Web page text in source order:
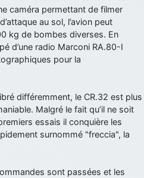
et Singapour qui mettent le site
que j'étais resté dans le filtre…
a été un peu trop violent
caméra permettant de filmer
au sol, l’avion peut
kg de bombes diverses. En
d’une radio Marconi RA.80-I
pour la
différemment, le CR.32 est plus
Malgré le fait qu’il ne soit
essais il conquière les
surnommé "freccia", la
sont passées et les